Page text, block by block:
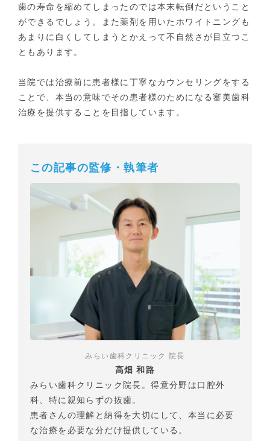
歯の寿命を縮めてしまったのでは本末転倒だということ
ができるでしょう。また薬剤を用いたホワイトニングも
あまりに白くしてしまうとかえって不自然さが目立つこ
ともあります。
当院では治療前に患者様に丁寧なカウンセリングをする
ことで、本当の意味でその患者様のためになる審美歯科
治療を提供することを目指しています。
この記事の監修・執筆者
みらい歯科クリニック 院長
高畑 和路
みらい歯科クリニック院長。得意分野は口腔外
科、特に親知らずの抜歯。
患者さんの理解と納得を大切にして、本当に必要
な治療を必要な分だけ提供している。